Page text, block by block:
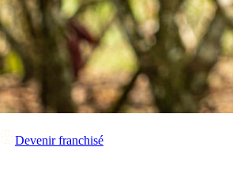
Devenir franchisé